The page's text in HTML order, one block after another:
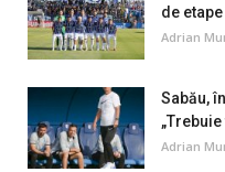
de
Adrian
Sabău,
Adrian